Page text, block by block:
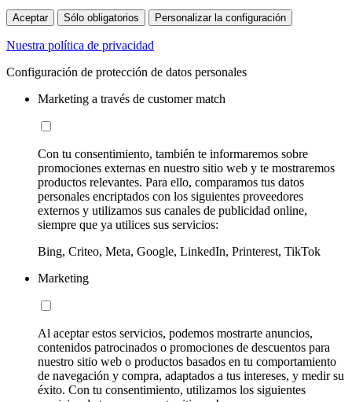
Aceptar Sólo obligatorios Personalizar la configuración
Nuestra política de privacidad
Configuración de protección de datos personales
Marketing a través de customer match
Con tu consentimiento, también te informaremos sobre
promociones externas en nuestro sitio web y te mostraremos
productos relevantes. Para ello, comparamos tus datos
personales encriptados con los siguientes proveedores
externos y utilizamos sus canales de publicidad online,
siempre que ya utilices sus servicios:
Bing, Criteo, Meta, Google, LinkedIn, Printerest, TikTok
Marketing
Al aceptar estos servicios, podemos mostrarte anuncios,
contenidos patrocinados o promociones de descuentos para
nuestro sitio web o productos basados en tu comportamiento
de navegación y compra, adaptados a tus intereses, y medir su
éxito. Con tu consentimiento, utilizamos los siguientes